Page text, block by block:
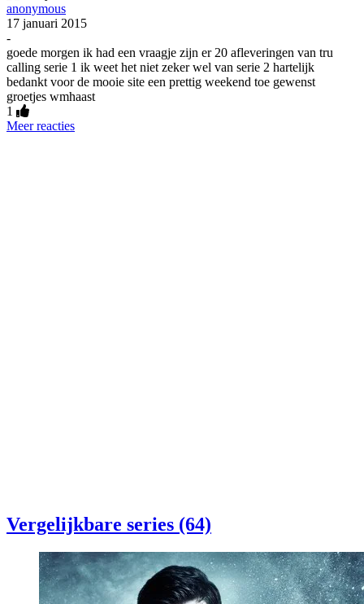
anonymous
17 januari 2015
-
goede morgen ik had een vraagje zijn er 20 afleveringen van tru
calling serie 1 ik weet het niet zeker wel van serie 2 hartelijk
bedankt voor de mooie site een prettig weekend toe gewenst
groetjes wmhaast
1
Meer reacties
Vergelijkbare series (64)